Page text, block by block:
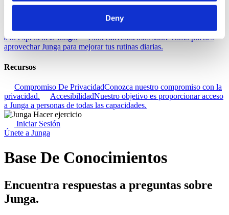
Deny
Descubra
Descubre cómo sacar el máximo partido
a tu experiencia Junga.
ConectarHablemos sobre cómo puedes
aprovechar Junga para mejorar tus rutinas diarias.
Recursos
Compromiso De PrivacidadConozca nuestro compromiso con la
privacidad.
AccesibilidadNuestro objetivo es proporcionar acceso
a Junga a personas de todas las capacidades.
Iniciar Sesión
Únete a Junga
Base De Conocimientos
Encuentra respuestas a preguntas sobre
Junga.